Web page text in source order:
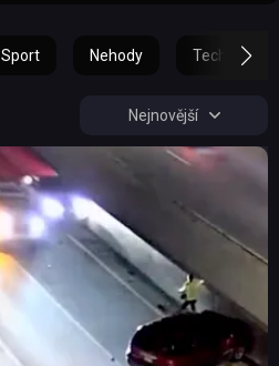
Sport Nehody Technika
Nejnovější